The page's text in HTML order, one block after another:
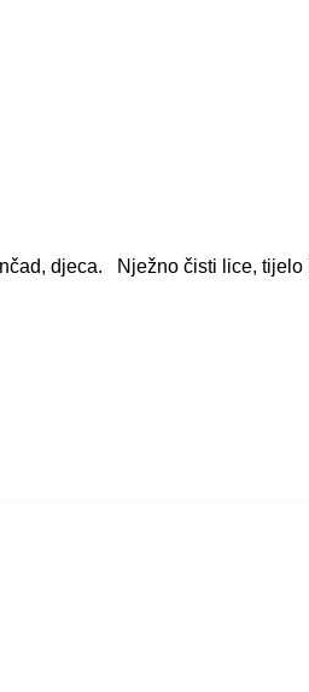
djeca. Nježno čisti lice, tijelo